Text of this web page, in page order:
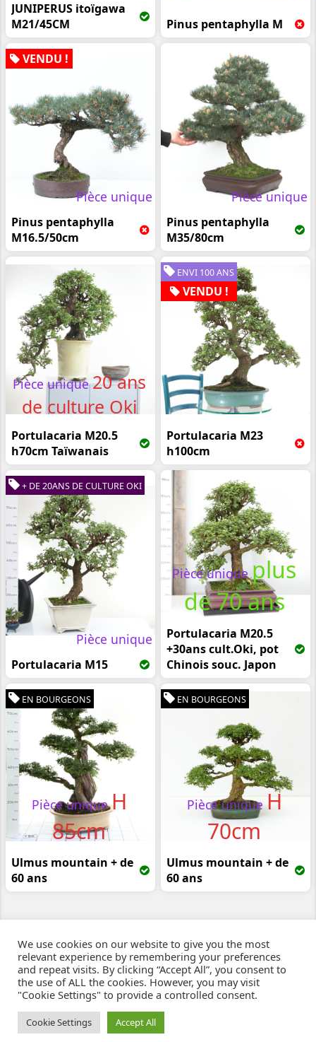
JUNIPERUS itoïgawa
M21/45CM
Pinus pentaphylla M
VENDU !
Pièce unique
Pinus pentaphylla
M16.5/50cm
Pièce unique
Pinus pentaphylla
M35/80cm
Pièce unique 20 ans
de culture Oki
Portulacaria M20.5
h70cm Taïwanais
ENVI 100 ANS
VENDU !
Portulacaria M23
h100cm
+ DE 20ANS DE CULTURE OKI
Pièce unique
Portulacaria M15
Pièce unique plus
de 70 ans
Portulacaria M20.5
+30ans cult.Oki, pot
Chinois souc. Japon
EN BOURGEONS
Pièce unique H
85cm
Ulmus mountain + de
60 ans
EN BOURGEONS
Pièce unique H
70cm
Ulmus mountain + de
60 ans
Ziben - Agence web - Création de sites e-commerce à Clermont-Ferrand
© 2021
We use cookies on our website to give you the most
relevant experience by remembering your preferences
and repeat visits. By clicking “Accept All”, you consent to
the use of ALL the cookies. However, you may visit
"Cookie Settings" to provide a controlled consent.
Cookie Settings Accept All